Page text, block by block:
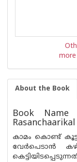
About the Book
Book
Rasanchaarikal
കാമം കൊണ്ട്
വേർപെടാൻ